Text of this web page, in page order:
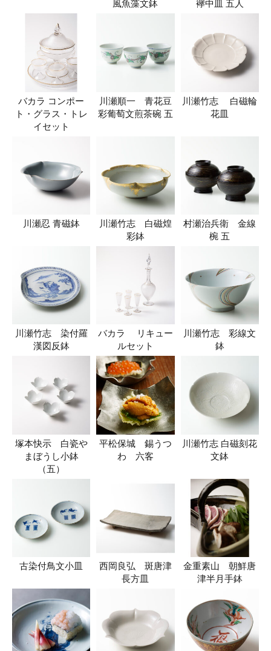
風魚藻文鉢 襷中皿 五人
バカラ コンポー
ト・グラス・トレ
イセット
川瀬順一 青花豆
彩葡萄文煎茶碗 五
川瀬竹志 白磁輪
花皿
川瀬忍 青磁鉢
川瀬竹志 白磁煌
彩鉢
村瀬治兵衛 金線
椀 五
川瀬竹志 染付羅
漢図反鉢
バカラ リキュー
ルセット
川瀬竹志 彩線文
鉢
塚本快示 白瓷や
まぼうし小鉢
（五）
平松保城 錫うつ
わ 六客
川瀬竹志 白磁刻花
文鉢
古染付鳥文小皿
西岡良弘 斑唐津
長方皿
金重素山 朝鮮唐
津半月手鉢